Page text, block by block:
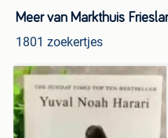
Meer van Markthuis
1801 zoekertjes